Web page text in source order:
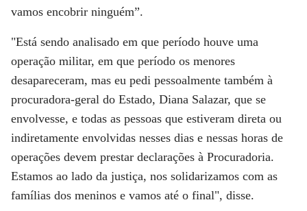
vamos encobrir ninguém”.
"Está sendo analisado em que período houve uma
operação militar, em que período os menores
desapareceram, mas eu pedi pessoalmente também à
procuradora-geral do Estado, Diana Salazar, que se
envolvesse, e todas as pessoas que estiveram direta ou
indiretamente envolvidas nesses dias e nessas horas de
operações devem prestar declarações à Procuradoria.
Estamos ao lado da justiça, nos solidarizamos com as
famílias dos meninos e vamos até o final", disse.